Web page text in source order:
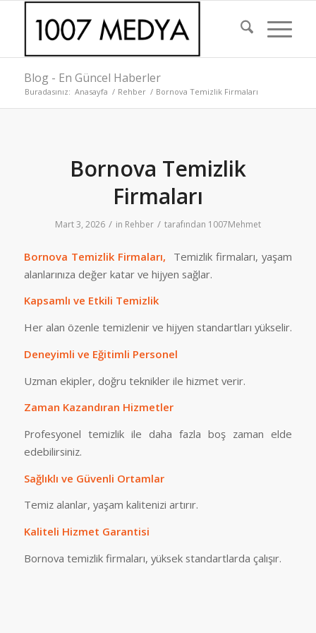
Blog - En Güncel Haberler
Buradasınız: Anasayfa / Rehber / Bornova Temizlik Firmaları
Bornova Temizlik
Firmaları
Mart 3, 2026 / in Rehber / tarafından 1007Mehmet
Bornova Temizlik Firmaları, Temizlik firmaları, yaşam
alanlarınıza değer katar ve hijyen sağlar.
Kapsamlı ve Etkili Temizlik
Her alan özenle temizlenir ve hijyen standartları yükselir.
Deneyimli ve Eğitimli Personel
Uzman ekipler, doğru teknikler ile hizmet verir.
Zaman Kazandıran Hizmetler
Profesyonel temizlik ile daha fazla boş zaman elde
edebilirsiniz.
Sağlıklı ve Güvenli Ortamlar
Temiz alanlar, yaşam kalitenizi artırır.
Kaliteli Hizmet Garantisi
Bornova temizlik firmaları, yüksek standartlarda çalışır.